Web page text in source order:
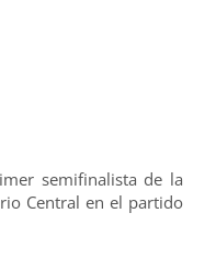
semifinalista de la
Central en el partido